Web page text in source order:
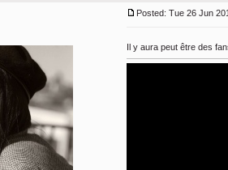
Posted: Tue 26 Jun
Il y aura peut être des